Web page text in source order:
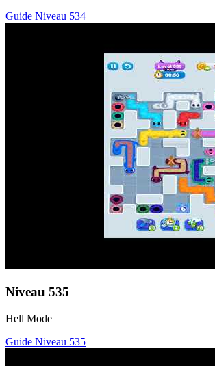
Guide Niveau 534
Niveau 535
Hell Mode
Guide Niveau 535